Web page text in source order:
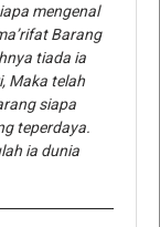
mengenal
Barang
tiada ia
Maka telah
siapa
teperdaya.
ia dunia